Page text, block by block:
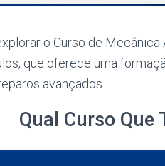
o Curso de
que oferece uma
avançados.
Qual Curso Que